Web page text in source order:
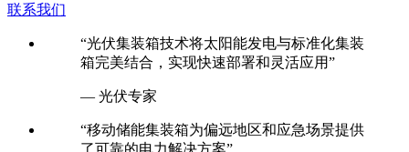
联系我们
“光伏集装箱技术将太阳能发电与标准化集装
箱完美结合，实现快速部署和灵活应用”
— 光伏专家
“移动储能集装箱为偏远地区和应急场景提供
了可靠的电力解决方案”